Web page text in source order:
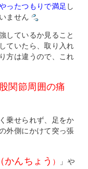
町田市森野1-7-8
〜17時30分)
ったつもりで満足 し
ません
しているか見ること
ていたら、取り入れ
方は違うので、これ
股関節周囲の痛
乗せられず、足をか
外側にかけて突っ張
かんちょう ）
」や